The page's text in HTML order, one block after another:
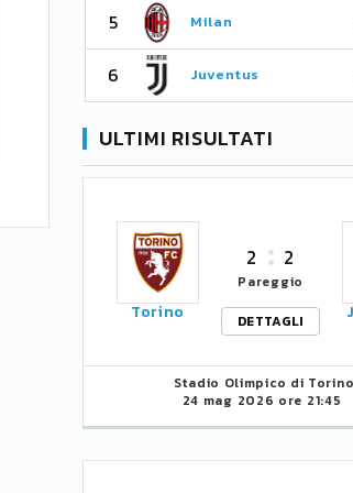
5 Milan
6 Juventus
ULTIMI RISULTATI
Torino
2 2
Pareggio
DETTAGLI
Stadio Olimpico di Torino
24 mag 2026 ore 21:45